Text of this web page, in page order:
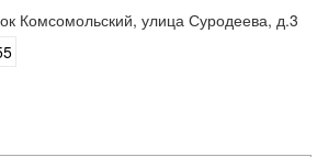
Комсомольский, улица Суродеева, д.3